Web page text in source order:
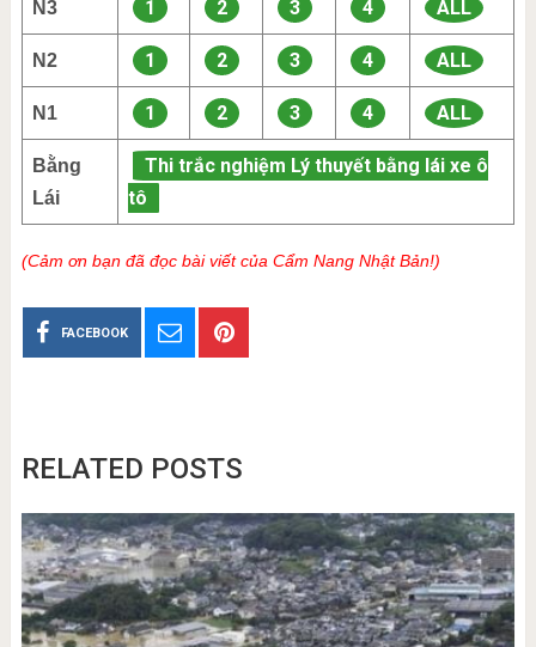
N3 1 2 3 4 ALL
N2 1 2 3 4 ALL
N1 1 2 3 4 ALL
Bằng
Lái
Thi trắc nghiệm Lý thuyết bằng lái xe ô
tô
(Cảm ơn bạn đã đọc bài viết của Cẩm Nang Nhật Bản!)
FACEBOOK
RELATED POSTS